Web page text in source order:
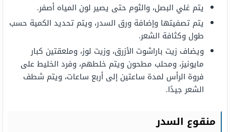
يتم غلي البصل، والثوم حتى يصير لون المياه أصفر.
يتم تصفيتها وإضافة ورق السدر، ويتم تحديد الكمية حسب
طول وكثافة الشعر.
ويضاف زيت باراشوت الأزرق، وزيت لوز، وملعقتين كبار
مايونيز، ومحلب مطحون ويتم خلطهم، وفرد الخليط على
فروة الرأس لمدة ساعتين إلى أربع ساعات، ويتم شطف
الشعر جيدًا.
منقوع السدر